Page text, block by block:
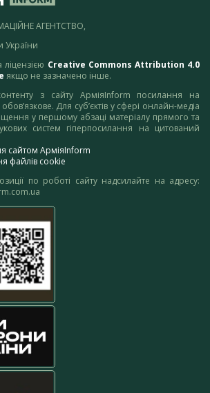
АГЕНТСТВО,
України
Creative Commons Attribution 4.0
якщо не зазначено інше.
з сайту АрміяInform посилання на
обов’язкове. Для суб’єктів у сфері онлайн-медіа
у першому абзаці матеріалу прямого та
систем гіперпосилання на цитований
сайтом АрміяInform
файлів cookie
по роботі сайту надсилайте на адресу: